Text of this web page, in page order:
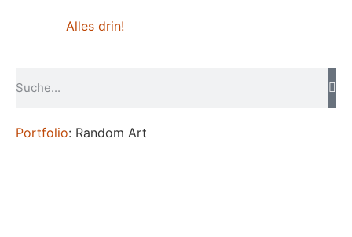
Alles drin!
Portfolio: Random Art